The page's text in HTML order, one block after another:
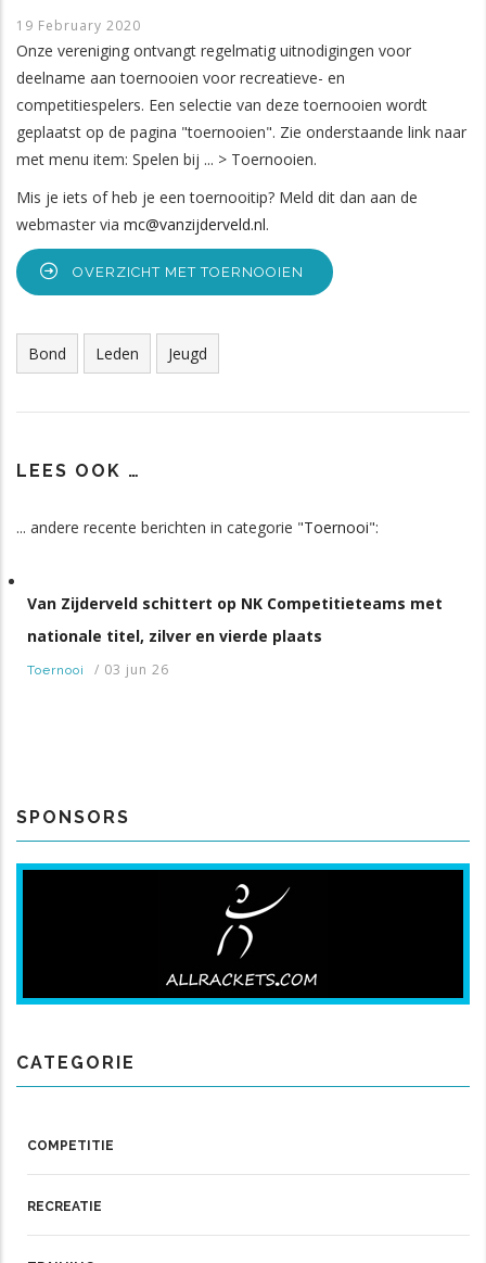
19 February 2020
Onze vereniging ontvangt regelmatig uitnodigingen voor
deelname aan toernooien voor recreatieve- en
competitiespelers. Een selectie van deze toernooien wordt
geplaatst op de pagina "toernooien". Zie onderstaande link naar
met menu item: Spelen bij ... > Toernooien.
Mis je iets of heb je een toernooitip? Meld dit dan aan de
webmaster via mc@vanzijderveld.nl.
OVERZICHT MET TOERNOOIEN
Tags
Bond Leden Jeugd
LEES OOK …
... andere recente berichten in categorie "Toernooi":
Van Zijderveld schittert op NK Competitieteams met
nationale titel, zilver en vierde plaats
Toernooi / 03 jun 26
SPONSORS
CATEGORIE
COMPETITIE
RECREATIE